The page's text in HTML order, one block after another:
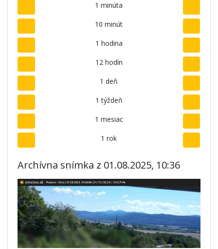
1 minúta
10 minút
1 hodina
12 hodín
1 deň
1 týždeň
1 mesiac
1 rok
Archívna snímka z 01.08.2025, 10:36